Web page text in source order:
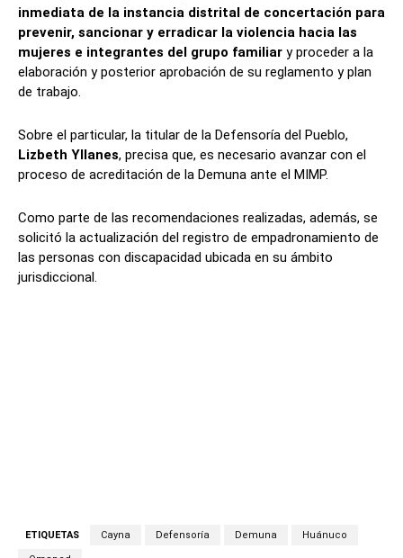
inmediata de la instancia distrital de concertación para
prevenir, sancionar y erradicar la violencia hacia las
mujeres e integrantes del grupo familiar y proceder a la
elaboración y posterior aprobación de su reglamento y plan
de trabajo.
Sobre el particular, la titular de la Defensoría del Pueblo,
Lizbeth Yllanes, precisa que, es necesario avanzar con el
proceso de acreditación de la Demuna ante el MIMP.
Como parte de las recomendaciones realizadas, además, se
solicitó la actualización del registro de empadronamiento de
las personas con discapacidad ubicada en su ámbito
jurisdiccional.
ETIQUETAS Cayna Defensoría Demuna Huánuco